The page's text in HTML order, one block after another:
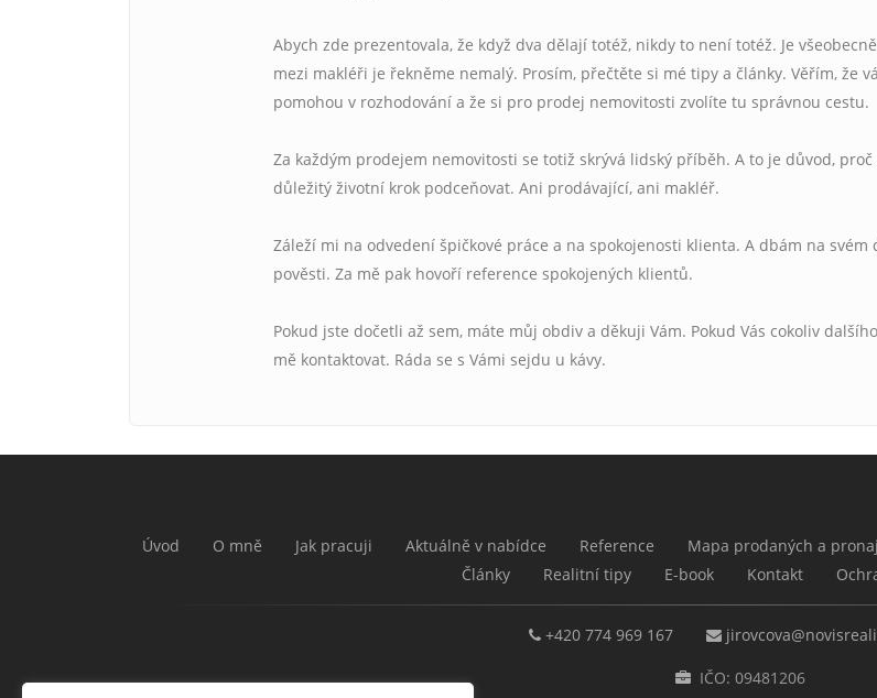
Abych zde prezentovala, že když dva dělají totéž, nikdy to není totéž. Je
mezi makléři je řekněme nemalý. Prosím, přečtěte si mé tipy a články. Věřím, že
pomohou v rozhodování a že si pro prodej nemovitosti zvolíte tu správnou cestu.
Za každým prodejem nemovitosti se totiž skrývá lidský příběh. A to je důvod,
důležitý životní krok podceňovat. Ani prodávající, ani makléř.
Záleží mi na odvedení špičkové práce a na spokojenosti klienta. A dbám na svém
pověsti. Za mě pak hovoří reference spokojených klientů.
Pokud jste dočetli až sem, máte můj obdiv a děkuji Vám. Pokud Vás cokoliv
mě kontaktovat. Ráda se s Vámi sejdu u kávy.
Úvod O mně Jak pracuji Aktuálně v nabídce Reference Mapa prodaných a
Články
Realitní tipy E-book Kontakt
+420 774 969 167
IČO: 09481206